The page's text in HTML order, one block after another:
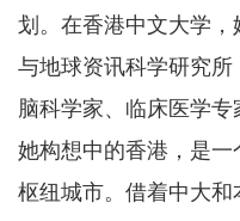
划。在香港中文大学
与地球资讯科学研究
脑科学家、临床医学专
她构想中的香港，是
枢纽城市。借着中大